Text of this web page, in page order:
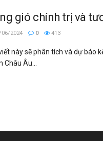
gió chính trị và
2024 0 413
này sẽ phân tích và dự báo
Châu Âu...